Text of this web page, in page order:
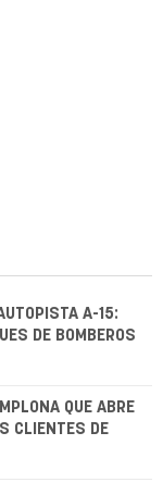
A-15:
DE BOMBEROS
QUE ABRE
CLIENTES DE